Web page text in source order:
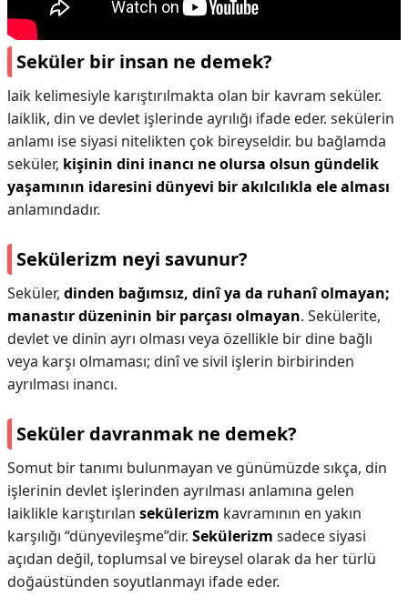
Seküler bir insan ne demek?
laik kelimesiyle karıştırılmakta olan bir kavram seküler.
laiklik, din ve devlet işlerinde ayrılığı ifade eder. sekülerin
anlamı ise siyasi nitelikten çok bireyseldir. bu bağlamda
seküler, kişinin dini inancı ne olursa olsun gündelik
yaşamının idaresini dünyevi bir akılcılıkla ele alması
anlamındadır.
Sekülerizm neyi savunur?
Seküler, dinden bağımsız, dinî ya da ruhanî olmayan;
manastır düzeninin bir parçası olmayan. Sekülerite,
devlet ve dinin ayrı olması veya özellikle bir dine bağlı
veya karşı olmaması; dinî ve sivil işlerin birbirinden
ayrılması inancı.
Seküler davranmak ne demek?
Somut bir tanımı bulunmayan ve günümüzde sıkça, din
işlerinin devlet işlerinden ayrılması anlamına gelen
laiklikle karıştırılan sekülerizm kavramının en yakın
karşılığı “dünyevileşme”dir. Sekülerizm sadece siyasi
açıdan değil, toplumsal ve bireysel olarak da her türlü
doğaüstünden soyutlanmayı ifade eder.